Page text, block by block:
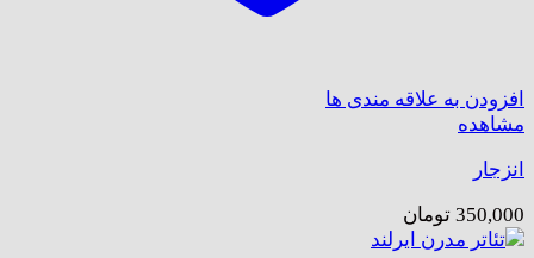
افزودن به علاقه مندی ها
مشاهده
انزجار
350,000 تومان